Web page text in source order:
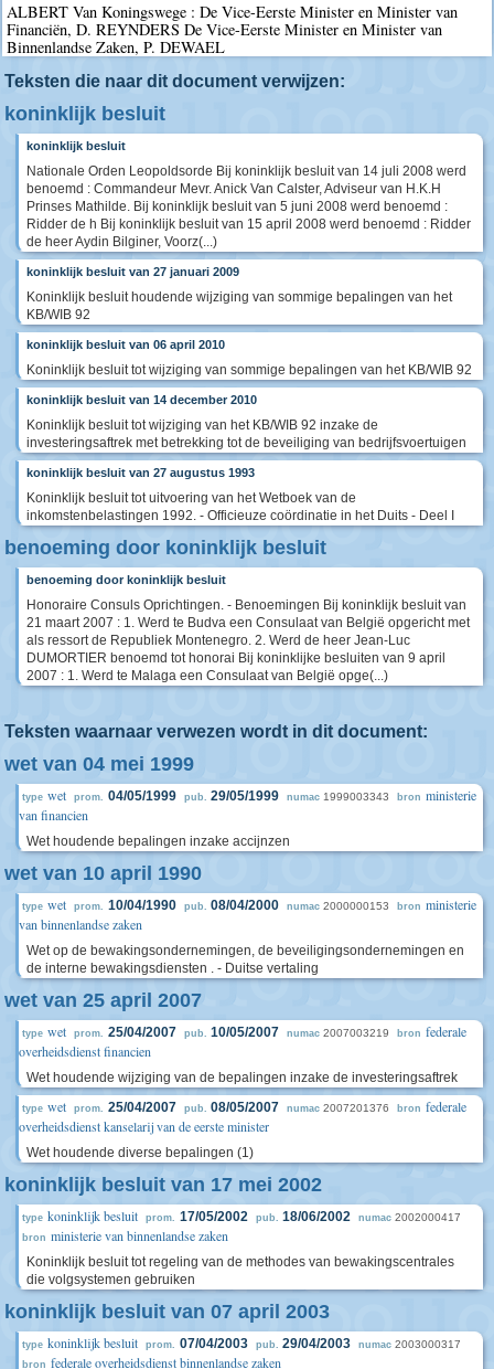
ALBERT Van Koningswege : De Vice-Eerste Minister en Minister van
Financiën, D. REYNDERS De Vice-Eerste Minister en Minister van
Binnenlandse Zaken, P. DEWAEL
Teksten die naar dit document verwijzen:
koninklijk besluit
koninklijk besluit
Nationale Orden Leopoldsorde Bij koninklijk besluit van 14 juli 2008 werd
benoemd : Commandeur Mevr. Anick Van Calster, Adviseur van H.K.H
Prinses Mathilde. Bij koninklijk besluit van 5 juni 2008 werd benoemd :
Ridder de h Bij koninklijk besluit van 15 april 2008 werd benoemd : Ridder
de heer Aydin Bilginer, Voorz(...)
koninklijk besluit van 27 januari 2009
Koninklijk besluit houdende wijziging van sommige bepalingen van het
KB/WIB 92
koninklijk besluit van 06 april 2010
Koninklijk besluit tot wijziging van sommige bepalingen van het KB/WIB 92
koninklijk besluit van 14 december 2010
Koninklijk besluit tot wijziging van het KB/WIB 92 inzake de
investeringsaftrek met betrekking tot de beveiliging van bedrijfsvoertuigen
koninklijk besluit van 27 augustus 1993
Koninklijk besluit tot uitvoering van het Wetboek van de
inkomstenbelastingen 1992. - Officieuze coördinatie in het Duits - Deel I
benoeming door koninklijk besluit
benoeming door koninklijk besluit
Honoraire Consuls Oprichtingen. - Benoemingen Bij koninklijk besluit van
21 maart 2007 : 1. Werd te Budva een Consulaat van België opgericht met
als ressort de Republiek Montenegro. 2. Werd de heer Jean-Luc
DUMORTIER benoemd tot honorai Bij koninklijke besluiten van 9 april
2007 : 1. Werd te Malaga een Consulaat van België opge(...)
Teksten waarnaar verwezen wordt in dit document:
wet van 04 mei 1999
type wet prom. 04/05/1999 pub. 29/05/1999 numac 1999003343 bron ministerie
van financien
Wet houdende bepalingen inzake accijnzen
wet van 10 april 1990
type wet prom. 10/04/1990 pub. 08/04/2000 numac 2000000153 bron ministerie
van binnenlandse zaken
Wet op de bewakingsondernemingen, de beveiligingsondernemingen en
de interne bewakingsdiensten . - Duitse vertaling
wet van 25 april 2007
type wet prom. 25/04/2007 pub. 10/05/2007 numac 2007003219 bron federale
overheidsdienst financien
Wet houdende wijziging van de bepalingen inzake de investeringsaftrek
type wet prom. 25/04/2007 pub. 08/05/2007 numac 2007201376 bron federale
overheidsdienst kanselarij van de eerste minister
Wet houdende diverse bepalingen (1)
koninklijk besluit van 17 mei 2002
type koninklijk besluit prom. 17/05/2002 pub. 18/06/2002 numac 2002000417
bron ministerie van binnenlandse zaken
Koninklijk besluit tot regeling van de methodes van bewakingscentrales
die volgsystemen gebruiken
koninklijk besluit van 07 april 2003
type koninklijk besluit prom. 07/04/2003 pub. 29/04/2003 numac 2003000317
bron federale overheidsdienst binnenlandse zaken